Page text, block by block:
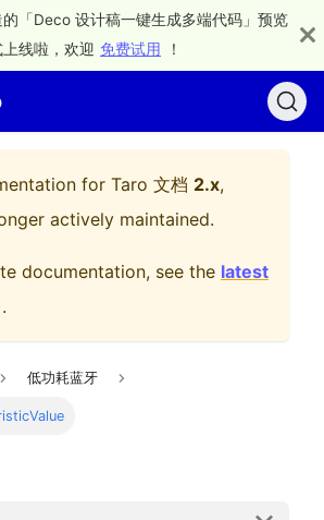
「Deco 设计稿一键生成多端代码」预览
上线啦，欢迎 免费试用 ！
for Taro 文档 2.x,
actively maintained.
documentation, see the latest
低功耗蓝牙